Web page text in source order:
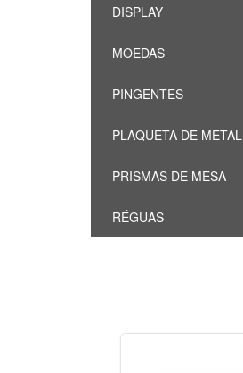
DISPLAY
MOEDAS
PINGENTES
PLAQUETA DE METAL
PRISMAS DE MESA
RÉGUAS